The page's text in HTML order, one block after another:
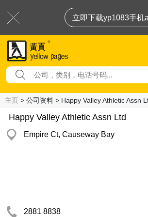
立即下载yp1083手机
主页 > 公司资料 > Happy Valley Athletic Assn
Happy Valley Athletic Assn Ltd
Empire Ct, Causeway Bay
2881 8838